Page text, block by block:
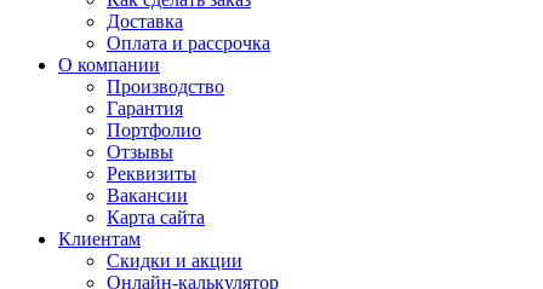
Доставка
Оплата и рассрочка
О компании
Производство
Гарантия
Портфолио
Отзывы
Реквизиты
Вакансии
Карта сайта
Клиентам
Скидки и акции
Онлайн-калькулятор